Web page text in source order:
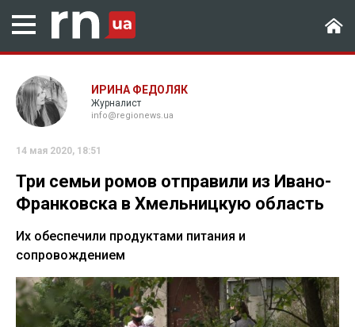
ИРИНА ФЕДОЛЯК
Журналист
info@regionews.ua
14 мая 2020, 18:51
Три семьи ромов отправили из Ивано-
Франковска в Хмельницкую область
Их обеспечили продуктами питания и
сопровождением